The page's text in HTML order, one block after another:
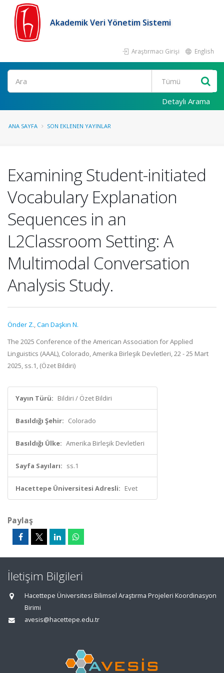
Akademik Veri Yönetim Sistemi
Araştırmacı Girişi English
Ara
Detaylı Arama
ANA SAYFA SON EKLENEN YAYINLAR
Examining Student-initiated
Vocabulary Explanation
Sequences in an
L2Classroom Setting: A
Multimodal Conversation
Analysis Study.
Önder Z.,Can Daşkın N.
The 2025 Conference of the American Association for Applied
Linguistics (AAAL), Colorado, Amerika Birleşik Devletleri, 22 - 25 Mart
2025, ss.1, (Özet Bildiri)
Yayın Türü: Bildiri / Özet Bildiri
Basıldığı Şehir: Colorado
Basıldığı Ülke: Amerika Birleşik Devletleri
Sayfa Sayıları: ss.1
Hacettepe Üniversitesi Adresli: Evet
Paylaş
İletişim Bilgileri
Hacettepe Üniversitesi Bilimsel Araştırma Projeleri Koordinasyon
Birimi
avesis@hacettepe.edu.tr